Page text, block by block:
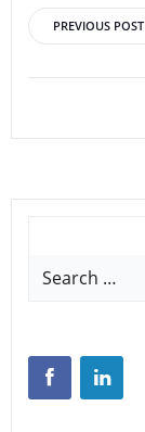
PREVIOUS POST
Search